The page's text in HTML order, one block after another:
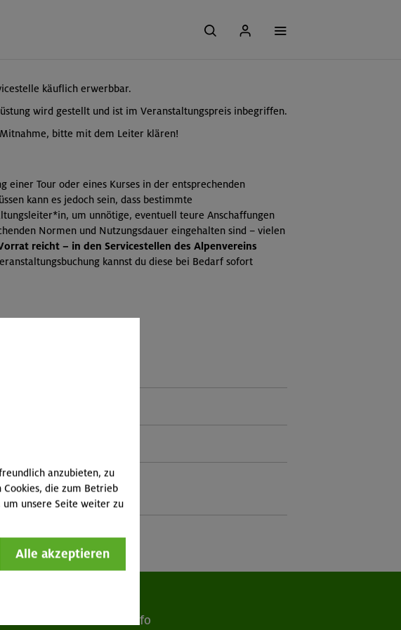
käuflich erwerbbar.
wird gestellt und ist im Veranstaltungspreis inbegriffen.
bitte mit dem Leiter klären!
einer Tour oder eines Kurses in der entsprechenden
kann es jedoch sein, dass bestimmte
um unnötige, eventuell teure Anschaffungen
Normen und Nutzungsdauer eingehalten sind – vielen
reicht – in den Servicestellen des Alpenvereins
kannst du diese bei Bedarf sofort
-
Info
anzubieten, zu
Cookies, die zum Betrieb
unsere Seite weiter zu
Alle akzeptieren